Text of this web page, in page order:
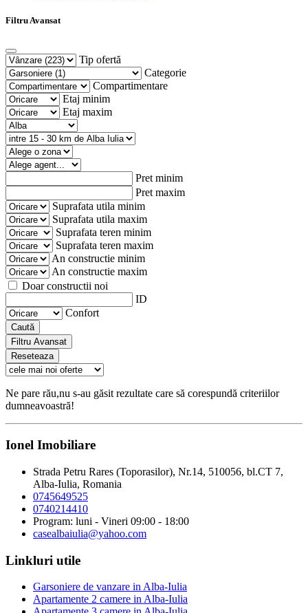
Filtru Avansat
Tip ofertă
Categorie
Compartimentare
Etaj minim
Etaj maxim
Pret minim
Pret maxim
Suprafata utila minim
Suprafata utila maxim
Suprafata teren minim
Suprafata teren maxim
An constructie minim
An constructie maxim
Doar constructii noi
ID
Confort
Caută
Filtru Avansat
Reseteaza
Ne pare rău,nu s-au găsit rezultate care să corespundă criteriilor
dumneavoastră!
Ionel Imobiliare
Strada Petru Rares (Toporasilor), Nr.14, 510056, bl.CT 7,
Alba-Iulia, Romania
0745649525
0740214410
Program: luni - Vineri 09:00 - 18:00
casealbaiulia@yahoo.com
Linkluri utile
Garsoniere de vanzare in Alba-Iulia
Apartamente 2 camere in Alba-Iulia